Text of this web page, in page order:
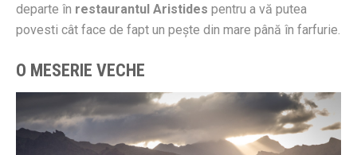
departe în restaurantul Aristides pentru a vă putea
povesti cât face de fapt un peşte din mare până în farfurie.
O MESERIE VECHE